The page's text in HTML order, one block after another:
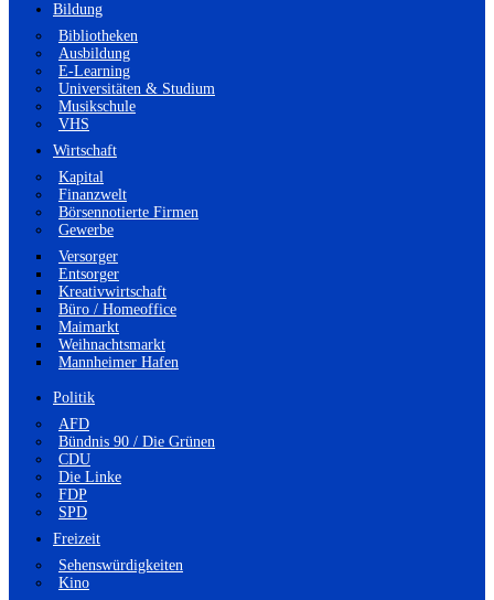
Bildung
Bibliotheken
Ausbildung
E-Learning
Universitäten & Studium
Musikschule
VHS
Wirtschaft
Kapital
Finanzwelt
Börsennotierte Firmen
Gewerbe
Versorger
Entsorger
Kreativwirtschaft
Büro / Homeoffice
Maimarkt
Weihnachtsmarkt
Mannheimer Hafen
Politik
AFD
Bündnis 90 / Die Grünen
CDU
Die Linke
FDP
SPD
Freizeit
Sehenswürdigkeiten
Kino